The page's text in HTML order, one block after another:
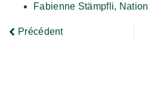
Fabienne Stämpfli,
Précédent